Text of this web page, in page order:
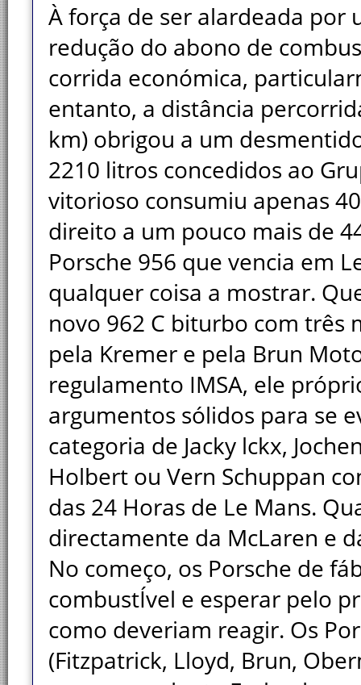
À força de ser alardeada por
redução do abono de
corrida económica,
entanto, a distância
km) obrigou a um
2210 litros concedidos ao
vitorioso consumiu apenas
direito a um pouco mais de
Porsche 956 que vencia em
qualquer coisa a mostrar.
novo 962 C biturbo com três
pela Kremer e pela Brun
regulamento IMSA, ele
argumentos sólidos para se
categoria de Jacky lckx,
Holbert ou Vern Schuppan
das 24 Horas de Le Mans.
directamente da McLaren e
No começo, os Porsche de
combustÍvel e esperar pelo
como deveriam reagir. Os
(Fitzpatrick, Lloyd, Brun,